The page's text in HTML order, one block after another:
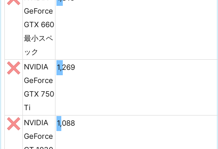
GeForce
GTX 660
最小スペ
ック
NVIDIA
GeForce
GTX 750
Ti
1,269
NVIDIA
GeForce
1,088